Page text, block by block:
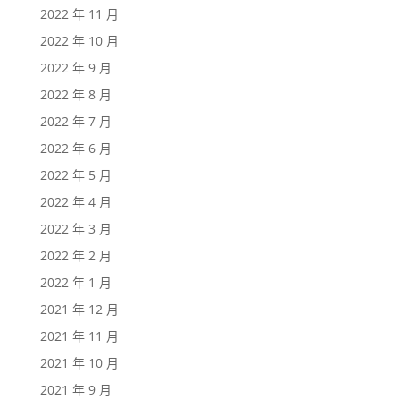
2022 年 11 月
2022 年 10 月
2022 年 9 月
2022 年 8 月
2022 年 7 月
2022 年 6 月
2022 年 5 月
2022 年 4 月
2022 年 3 月
2022 年 2 月
2022 年 1 月
2021 年 12 月
2021 年 11 月
2021 年 10 月
2021 年 9 月